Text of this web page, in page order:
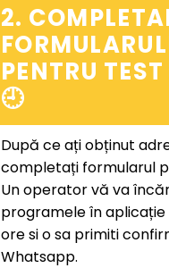
2.
PENTRU
🕘
După ce ați obținut
completați formularul
Un operator vă va
programele în
ore si o sa primiti
Whatsapp.